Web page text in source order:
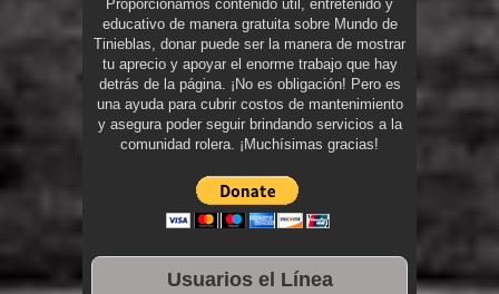
Proporcionamos contenido útil, entretenido y
educativo de manera gratuita sobre Mundo de
Tinieblas, donar puede ser la manera de mostrar
tu aprecio y apoyar el enorme trabajo que hay
detrás de la página. ¡No es obligación! Pero es
una ayuda para cubrir costos de mantenimiento
y asegura poder seguir brindando servicios a la
comunidad rolera. ¡Muchísimas gracias!
Usuarios el Línea